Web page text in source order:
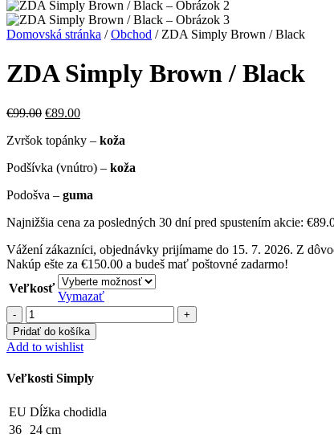
Domovská stránka /Obchod / ZDA Simply Brown / Black
ZDA Simply Brown / Black
€99.00 Pôvodná
bola:
€89.00Aktuálna
je:
Zvršok topánky – koža
Podšívka (vnútro) – koža
Podošva – guma
Najnižšia cena za posledných 30 dní pred spustením akcie: €
Vážení zákazníci, objednávky prijímame do 15. 7. 2026. Z
Nakúp ešte za €150.00 a budeš mať poštovné zadarmo!
Veľkosť
Vymazať
množstvo
ZDA
Simply
Brown
Black
Pridať do košíka
Add to wishlist
Veľkosti Simply
EU Dĺžka chodidla
36
24 cm